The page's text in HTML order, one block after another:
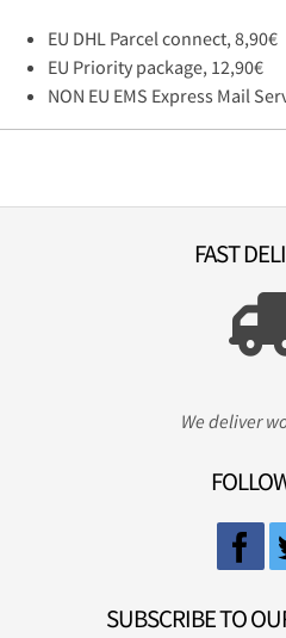
EU DHL Parcel connect, 8,90€
EU Priority package, 12,90€
NON EU EMS Express Mail
FAST
We deliver
SUBSCRIBE TO